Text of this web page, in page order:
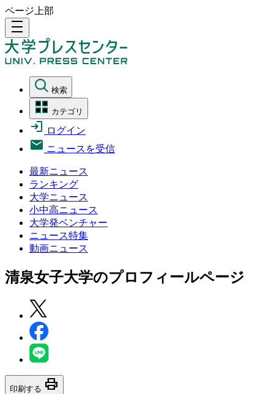
ページ上部
density_medium
検索
カテゴリ
ログイン
ニュースを受信
最新ニュース
ランキング
大学ニュース
小中高ニュース
大学発ベンチャー
ニュース特集
動画ニュース
清泉女子大学のプロフィールページ
印刷する print